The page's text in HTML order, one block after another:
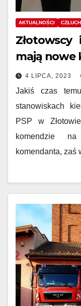
AKTUALNOŚCI
Złotowscy
mają
4 LIPCA, 2023
Jakiś czas
stanowiskach
PSP w
komendzie
komendanta, zaś